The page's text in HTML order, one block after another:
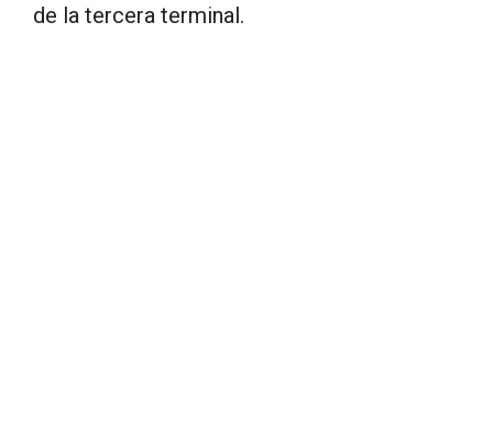
de la tercera terminal.